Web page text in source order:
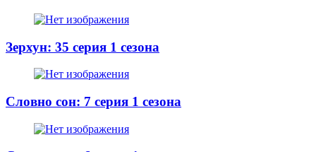
Зерхун: 35 серия 1 сезона
Словно сон: 7 серия 1 сезона